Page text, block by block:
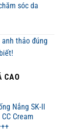
sóc da
thảo đúng
CAO
Nắng SK-II
Cream